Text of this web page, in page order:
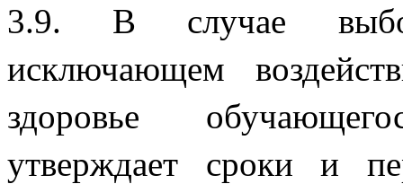
3.9. В случае
исключающем
здоровье
утверждает сроки и